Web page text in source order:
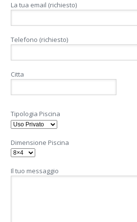
La tua email (richiesto)
Telefono (richiesto)
Citta
Tipologia Piscina
Dimensione Piscina
Il tuo messaggio